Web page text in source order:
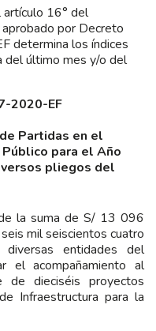
16° del
por Decreto
determina los índices
del último mes y/o del
2020-EF
Partidas en el
para el Año
pliegos del
la suma de S/ 13 096
mil seiscientos cuatro
entidades del
el acompañamiento al
dieciséis proyectos
Infraestructura para la